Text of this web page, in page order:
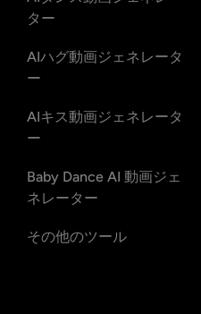
ター
AIハグ動画ジェネレータ
ー
AIキス動画ジェネレータ
ー
Baby Dance AI 動画ジェ
ネレーター
その他のツール